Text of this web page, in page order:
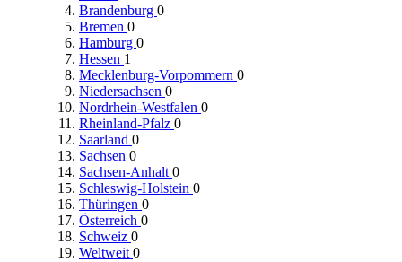
Brandenburg 0
Bremen 0
Hamburg 0
Hessen 1
Mecklenburg-Vorpommern 0
Niedersachsen 0
Nordrhein-Westfalen 0
Rheinland-Pfalz 0
Saarland 0
Sachsen 0
Sachsen-Anhalt 0
Schleswig-Holstein 0
Thüringen 0
Österreich 0
Schweiz 0
Weltweit 0